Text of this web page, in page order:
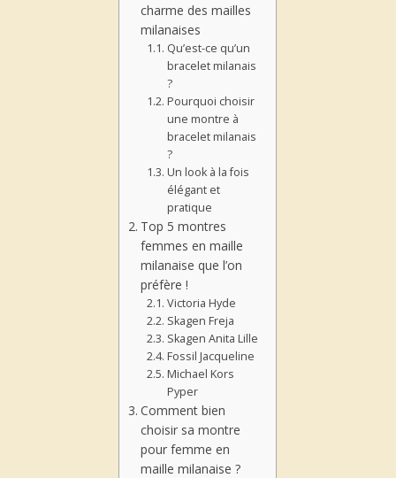
charme des mailles
milanaises
Qu’est-ce qu’un
bracelet milanais
?
Pourquoi choisir
une montre à
bracelet milanais
?
Un look à la fois
élégant et
pratique
Top 5 montres
femmes en maille
milanaise que l’on
préfère !
Victoria Hyde
Skagen Freja
Skagen Anita Lille
Fossil Jacqueline
Michael Kors
Pyper
Comment bien
choisir sa montre
pour femme en
maille milanaise ?